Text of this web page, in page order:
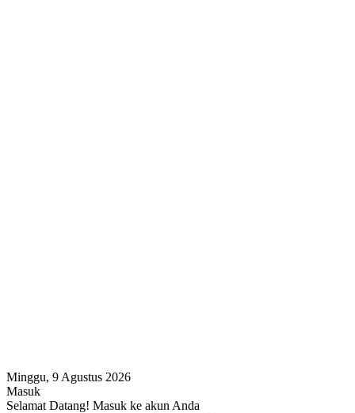
Minggu, 9 Agustus 2026
Masuk
Selamat Datang! Masuk ke akun Anda